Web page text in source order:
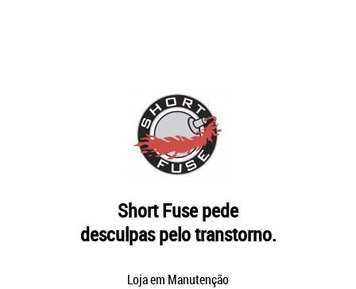
Short Fuse pede
desculpas pelo transtorno.
Loja em Manutenção